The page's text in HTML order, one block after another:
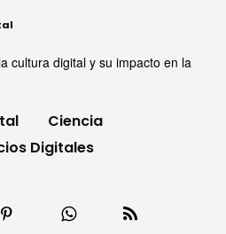
cultura digital y su impacto en la
Ciencia
Digitales